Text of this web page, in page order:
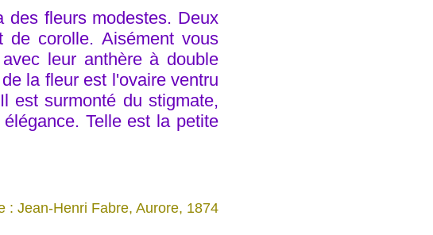
fleurs modestes. Deux
corolle. Aisément vous
leur anthère à double
la fleur est l'ovaire ventru
est surmonté du stigmate,
Telle est la petite
: Jean-Henri Fabre, Aurore, 1874